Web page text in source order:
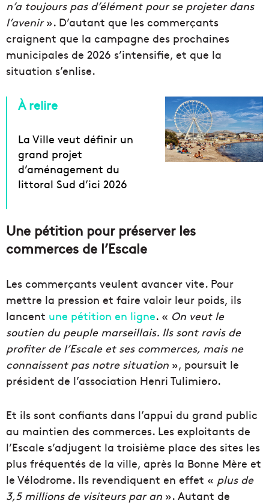
n’a toujours pas d’élément pour se projeter dans
l’avenir». D’autant que les commerçants
craignent que la campagne des prochaines
municipales de 2026 s’intensifie, et que la
situation s’enlise.
À relire
La Ville veut définir un
grand projet
d’aménagement du
littoral Sud d’ici 2026
Une pétition pour préserver les
commerces de l’Escale
Les commerçants veulent avancer vite. Pour
mettre la pression et faire valoir leur poids, ils
lancent une pétition en ligne. « On veut le
soutien du peuple marseillais. Ils sont ravis de
profiter de l’Escale et ses commerces, mais ne
connaissent pas notre situation », poursuit le
président de l’association Henri Tulimiero.
Et ils sont confiants dans l’appui du grand public
au maintien des commerces. Les exploitants de
l’Escale s’adjugent la troisième place des sites les
plus fréquentés de la ville, après la Bonne Mère et
le Vélodrome. Ils revendiquent en effet « plus de
3,5 millions de visiteurs par an ». Autant de